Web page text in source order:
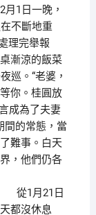
1日一晚，
不斷地重
完舉報
漸涼的飯菜
巡。“老婆，
你。桂圓放
成為了夫妻
的常態，當
難事。白天
，他們仍各
1月21日
都沒休息